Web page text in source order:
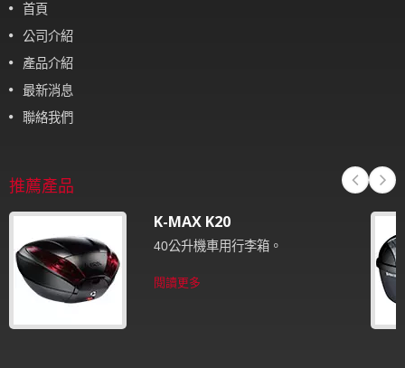
首頁
公司介紹
產品介紹
最新消息
聯絡我們
推薦產品
K-MAX K20
40公升機車用行李箱。
閱讀更多